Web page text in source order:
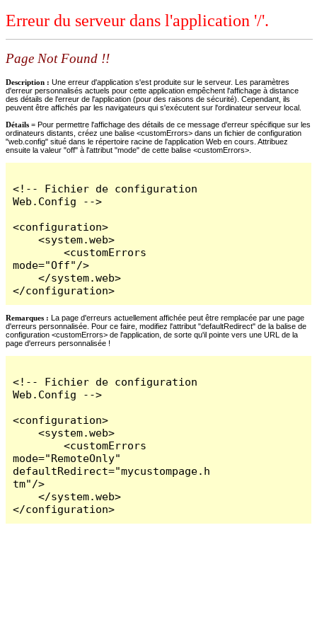
Erreur du serveur dans l'application '/'.
Page Not Found !!
Description : Une erreur d'application s'est produite sur le serveur. Les paramètres
d'erreur personnalisés actuels pour cette application empêchent l'affichage à distance
des détails de l'erreur de l'application (pour des raisons de sécurité). Cependant, ils
peuvent être affichés par les navigateurs qui s'exécutent sur l'ordinateur serveur local.
Détails = Pour permettre l'affichage des détails de ce message d'erreur spécifique sur les
ordinateurs distants, créez une balise <customErrors> dans un fichier de configuration
"web.config" situé dans le répertoire racine de l'application Web en cours. Attribuez
ensuite la valeur "off" à l'attribut "mode" de cette balise <customErrors>.
<!-- Fichier de configuration
Web.Config -->
<configuration>
    <system.web>
        <customErrors
mode="Off"/>
    </system.web>
</configuration>
Remarques : La page d'erreurs actuellement affichée peut être remplacée par une page
d'erreurs personnalisée. Pour ce faire, modifiez l'attribut "defaultRedirect" de la balise de
configuration <customErrors> de l'application, de sorte qu'il pointe vers une URL de la
page d'erreurs personnalisée !
<!-- Fichier de configuration
Web.Config -->
<configuration>
    <system.web>
        <customErrors
mode="RemoteOnly"
defaultRedirect="mycustompage.h
tm"/>
    </system.web>
</configuration>